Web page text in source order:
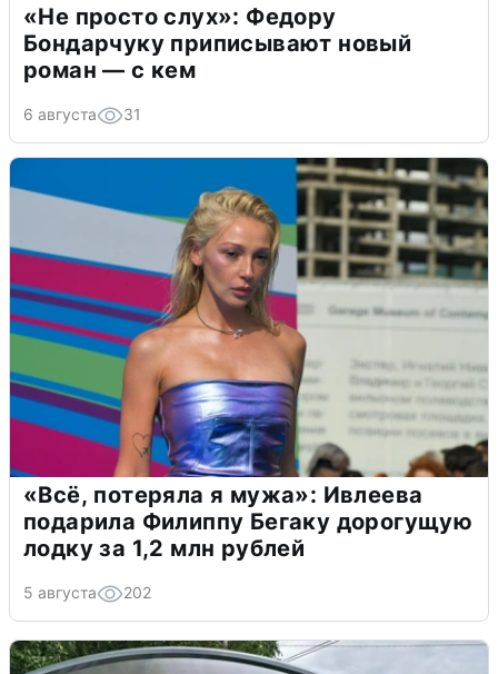
«Не просто слух»: Федору
Бондарчуку приписывают новый
роман — с кем
6 августа 31
«Всё, потеряла я мужа»: Ивлеева
подарила Филиппу Бегаку дорогущую
лодку за 1,2 млн рублей
5 августа 202